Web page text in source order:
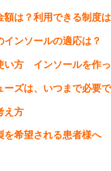
額は？利用できる制度
インソールの適応は？
い方 インソールを作っ
ーズは、いつまで必要
え方
を希望される患者様へ